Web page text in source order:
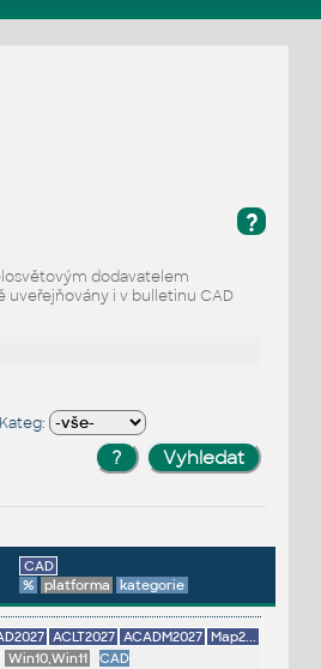
?
dodavatelem
uveřejňovány i v bulletinu CAD
Kateg:
CAD
%
platforma kategorie
ACLT2027 ACADM2027 Map2...
Win10,Win11
CAD